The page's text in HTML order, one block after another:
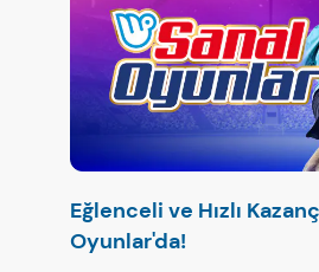
Eğlenceli ve Hızlı
Oyunlar'da!